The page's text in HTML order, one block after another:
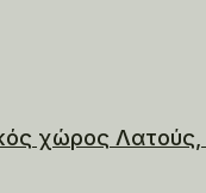
χώρος Λατούς,